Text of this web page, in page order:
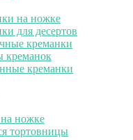
на ножке
для десертов
креманки
креманок
креманки
ножке
тортовницы